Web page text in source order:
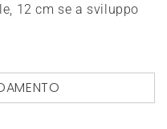
12 cm se a sviluppo